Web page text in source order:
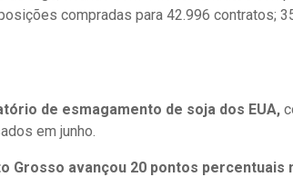
compradas para 42.996 contratos;
de esmagamento de soja dos EUA,
em junho.
Grosso avançou 20 pontos percentuais